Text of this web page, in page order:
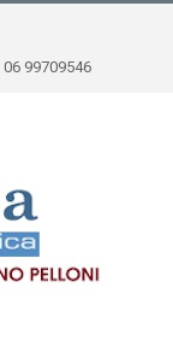
06 99709546